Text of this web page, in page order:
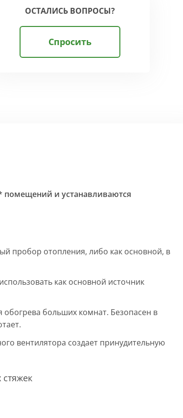
ОСТАЛИСЬ ВОПРОСЫ?
Спросить
помещений и устанавливаются
пробор отопления, либо как основной, в
как основной источник
обогрева больших комнат. Безопасен в
вентилятора создает принудительную